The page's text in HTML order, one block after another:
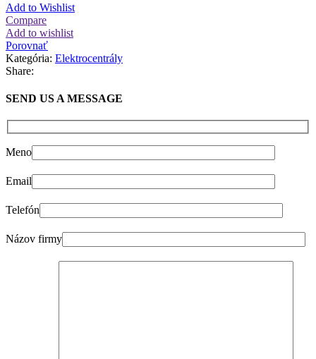
Add to Wishlist
Compare
Add to wishlist
Porovnať
Kategória: Elektrocentrály
Share:
SEND US A MESSAGE
Meno
Email
Telefón
Názov firmy